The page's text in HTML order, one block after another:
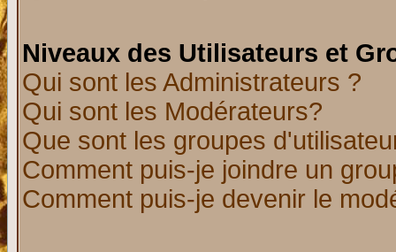
Niveaux des Utilisateurs et
Qui sont les Administrateurs ?
Qui sont les Modérateurs?
Que sont les groupes
Comment puis-je joindre un
Comment puis-je devenir le